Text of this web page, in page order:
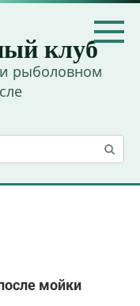
клуб
рыболовном
мойки